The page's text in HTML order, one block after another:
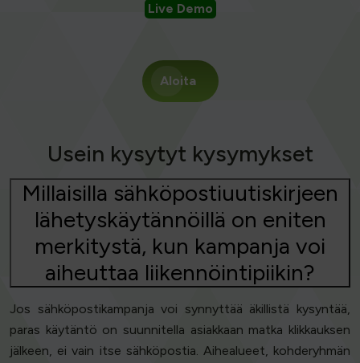
Live Demo
Aloita
Usein kysytyt kysymykset
Millaisilla sähköpostiuutiskirjeen
lähetyskäytännöillä on eniten
merkitystä, kun kampanja voi
aiheuttaa liikennöintipiikin?
Jos sähköpostikampanja voi synnyttää äkillistä kysyntää,
paras käytäntö on suunnitella asiakkaan matka klikkauksen
jälkeen, ei vain itse sähköpostia. Aihealueet, kohderyhmän